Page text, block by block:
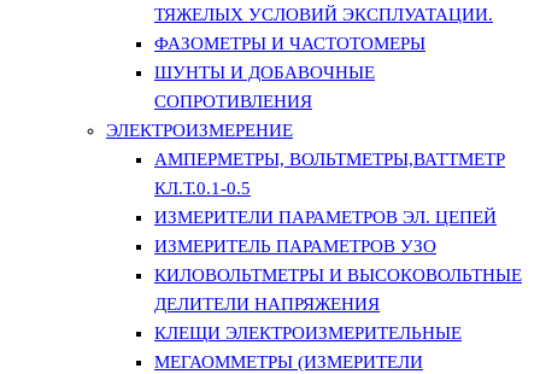
ТЯЖЕЛЫХ УСЛОВИЙ ЭКСПЛУАТАЦИИ.
ФАЗОМЕТРЫ И ЧАСТОТОМЕРЫ
ШУНТЫ И ДОБАВОЧНЫЕ
СОПРОТИВЛЕНИЯ
ЭЛЕКТРОИЗМЕРЕНИЕ
АМПЕРМЕТРЫ, ВОЛЬТМЕТРЫ,ВАТТМЕТР
КЛ.Т.0.1-0.5
ИЗМЕРИТЕЛИ ПАРАМЕТРОВ ЭЛ. ЦЕПЕЙ
ИЗМЕРИТЕЛЬ ПАРАМЕТРОВ УЗО
КИЛОВОЛЬТМЕТРЫ И ВЫСОКОВОЛЬТНЫЕ
ДЕЛИТЕЛИ НАПРЯЖЕНИЯ
КЛЕЩИ ЭЛЕКТРОИЗМЕРИТЕЛЬНЫЕ
МЕГАОММЕТРЫ (ИЗМЕРИТЕЛИ